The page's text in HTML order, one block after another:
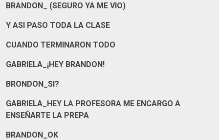
BRANDON_ (SEGURO YA ME VIO)
Y ASI PASO TODA LA CLASE
CUANDO TERMINARON TODO
GABRIELA_¡HEY BRANDON!
BRONDON_SI?
GABRIELA_HEY LA PROFESORA ME ENCARGO A
ENSEÑARTE LA PREPA
BRANDON_OK